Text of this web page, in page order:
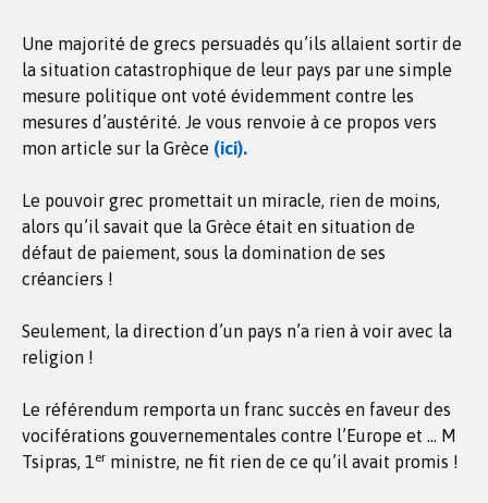
Une majorité de grecs persuadés qu’ils allaient sortir de
la situation catastrophique de leur pays par une simple
mesure politique ont voté évidemment contre les
mesures d’austérité. Je vous renvoie à ce propos vers
mon article sur la Grèce (ici).
Le pouvoir grec promettait un miracle, rien de moins,
alors qu’il savait que la Grèce était en situation de
défaut de paiement, sous la domination de ses
créanciers !
Seulement, la direction d’un pays n’a rien à voir avec la
religion !
Le référendum remporta un franc succès en faveur des
vociférations gouvernementales contre l’Europe et … M
Tsipras, 1er ministre, ne fit rien de ce qu’il avait promis !